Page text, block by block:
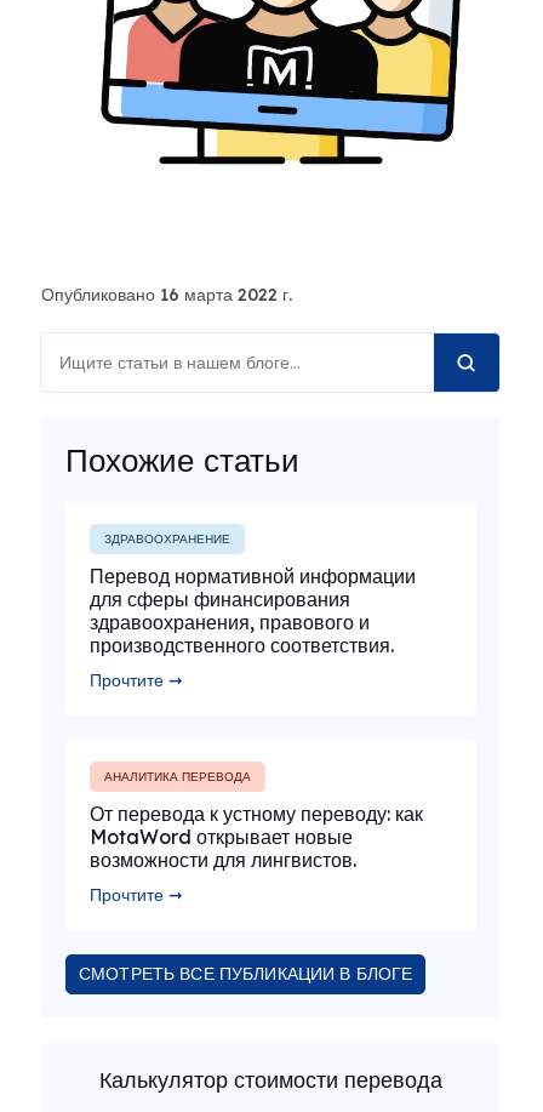
Опубликовано 16 марта 2022 г.
Похожие статьи
ЗДРАВООХРАНЕНИЕ
Перевод нормативной информации
для сферы финансирования
здравоохранения, правового и
производственного соответствия.
Прочтите ➞
АНАЛИТИКА ПЕРЕВОДА
От перевода к устному переводу: как
MotaWord открывает новые
возможности для лингвистов.
Прочтите ➞
СМОТРЕТЬ ВСЕ ПУБЛИКАЦИИ В БЛОГЕ
Калькулятор стоимости перевода